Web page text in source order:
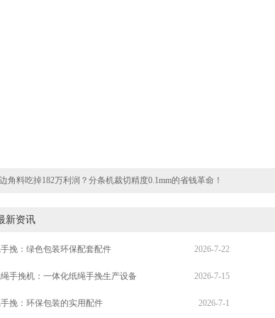
边角料吃掉182万利润？分条机裁切精度0.1mm的省钱革命！
新资讯
挽：绿色包装环保配套配件 2026-7-22
手挽机：一体化纸绳手挽生产设备 2026-7-15
挽：环保包装的实用配件 2026-7-1